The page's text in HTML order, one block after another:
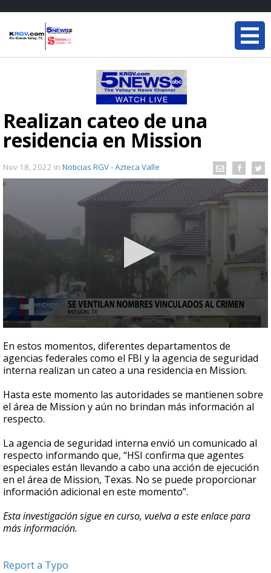
Realizan cateo de una
residencia en Mission
Nov 18, 2022 in Noticias RGV - Azteca Valle
seconds
of
44
seconds
En estos momentos, diferentes departamentos de
agencias federales como el FBI y la agencia de seguridad
interna realizan un cateo a una residencia en Mission.
Hasta este momento las autoridades se mantienen sobre
el área de Mission y aún no brindan más información al
respecto.
La agencia de seguridad interna envió un comunicado al
respecto informando que, “HSI confirma que agentes
especiales están llevando a cabo una acción de ejecución
en el área de Mission, Texas. No se puede proporcionar
información adicional en este momento”.
Esta investigación sigue en curso, vuelva a este enlace para
más información.
Report a Typo